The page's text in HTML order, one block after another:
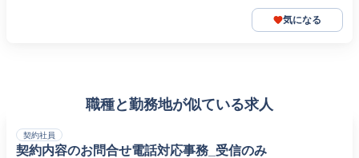
気になる
職種と勤務地が似ている求人
契約社員
契約内容のお問合せ電話対応事務_受信のみ